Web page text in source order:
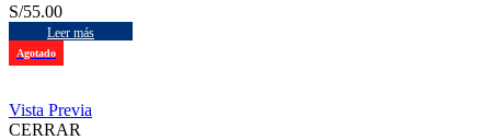
S/55.00
Leer más
Agotado
Vista Previa
CERRAR